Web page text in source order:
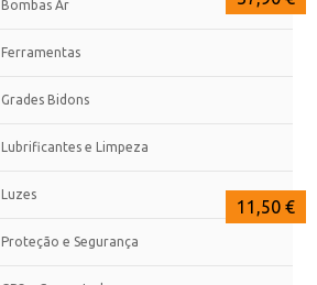
14,39 €
11,50 €
11,50 €
Bombas Ar
Ferramentas
Grades Bidons
Lubrificantes e Limpeza
Luzes
Proteção e Segurança